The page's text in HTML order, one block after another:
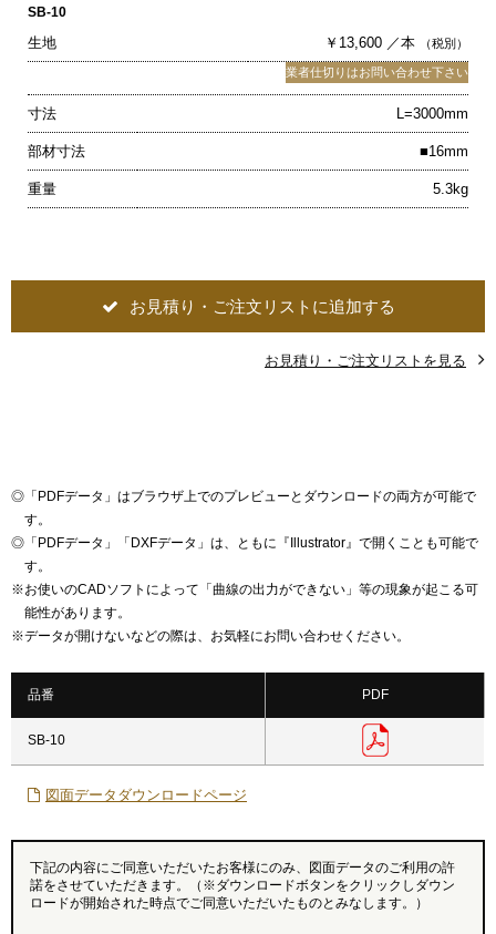
SB-10
生地 ￥13,600 ／本 （税別）
業者仕切りはお問い合わせ下さい
寸法 L=3000mm
部材寸法 ■16mm
重量 5.3kg
お見積り・ご注文リストに追加する
お見積り・ご注文リストを見る
◎ 「PDFデータ」はブラウザ上でのプレビューとダウンロードの両方が可能で
す。
◎ 「PDFデータ」「DXFデータ」は、ともに『Illustrator』で開くことも可能で
す。
※お使いのCADソフトによって「曲線の出力ができない」等の現象が起こる可
能性があります。
※データが開けないなどの際は、お気軽にお問い合わせください。
品番 PDF
SB-10
図面データダウンロードページ
下記の内容にご同意いただいたお客様にのみ、図面データのご利用の許
諾をさせていただきます。（※ダウンロードボタンをクリックしダウン
ロードが開始された時点でご同意いただいたものとみなします。）